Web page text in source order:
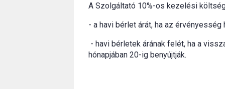
A Szolgáltató 10%-os kezelési
- a havi bérlet árát, ha az
- havi bérletek árának felét, ha a
hónapjában 20-ig benyújtják.